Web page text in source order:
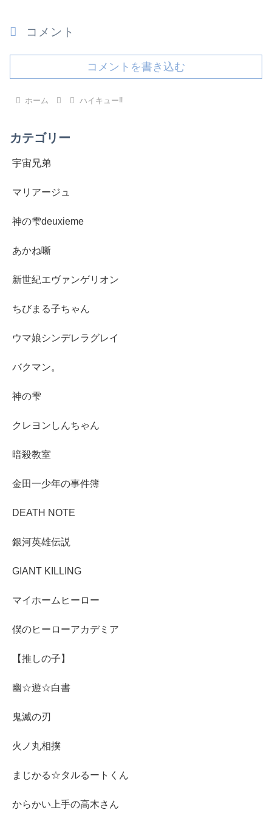
コメント
コメントを書き込む
ホーム ハイキュー‼︎
カテゴリー
宇宙兄弟
マリアージュ
神の雫deuxieme
あかね噺
新世紀エヴァンゲリオン
ちびまる子ちゃん
ウマ娘シンデレラグレイ
バクマン。
神の雫
クレヨンしんちゃん
暗殺教室
金田一少年の事件簿
DEATH NOTE
銀河英雄伝説
GIANT KILLING
マイホームヒーロー
僕のヒーローアカデミア
【推しの子】
幽☆遊☆白書
鬼滅の刃
火ノ丸相撲
まじかる☆タルるートくん
からかい上手の高木さん